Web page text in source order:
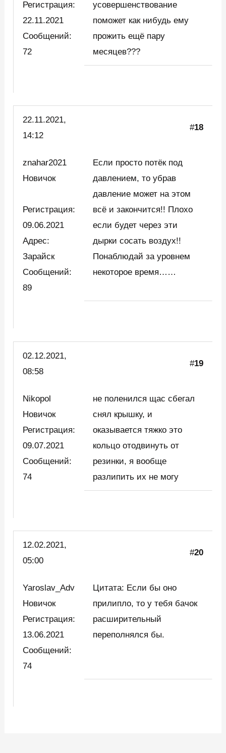
Регистрация:
22.11.2021
Сообщений:
72
усовершенствование
поможет как нибудь ему
прожить ещё пару
месяцев???
22.11.2021,
14:12
#18
znahar2021
Новичок
Регистрация:
09.06.2021
Адрес:
Зарайск
Сообщений:
89
Если просто потёк под
давлением, то убрав
давление может на этом
всё и закончится!! Плохо
если будет через эти
дырки сосать воздух!!
Понаблюдай за уровнем
некоторое время……
02.12.2021,
08:58
#19
Nikopol
Новичок
Регистрация:
09.07.2021
Сообщений:
74
не поленился щас сбегал
снял крышку, и
оказывается тяжко это
кольцо отодвинуть от
резинки, я вообще
разлипить их не могу
12.02.2021,
05:00
#20
Yaroslav_Adv
Новичок
Регистрация:
13.06.2021
Сообщений:
74
Цитата: Если бы оно
прилипло, то у тебя бачок
расширительный
переполнялся бы.